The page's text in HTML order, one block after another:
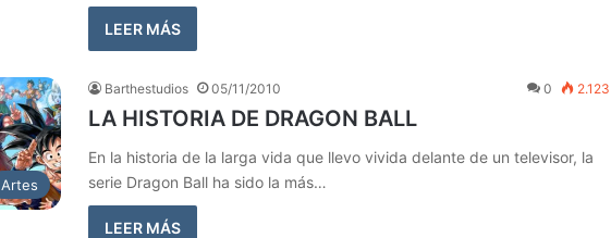
LEER MÁS
Artes
Barthestudios 05/11/2010 0 2.123
LA HISTORIA DE DRAGON BALL
En la historia de la larga vida que llevo vivida delante de un televisor, la
serie Dragon Ball ha sido la más…
LEER MÁS